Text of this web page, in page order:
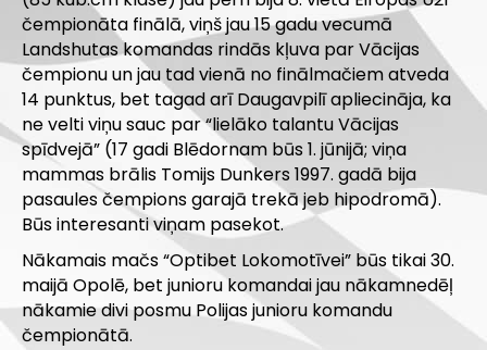
čempionāta finālā, viņš jau 15 gadu vecumā
Landshutas komandas rindās kļuva par Vācijas
čempionu un jau tad vienā no finālmačiem atveda
14 punktus, bet tagad arī Daugavpilī apliecināja, ka
ne velti viņu sauc par “lielāko talantu Vācijas
spīdvejā” (17 gadi Blēdornam būs 1. jūnijā; viņa
mammas brālis Tomijs Dunkers 1997. gadā bija
pasaules čempions garajā trekā jeb hipodromā).
Būs interesanti viņam pasekot.
Nākamais mačs “Optibet Lokomotīvei” būs tikai 30.
maijā Opolē, bet junioru komandai jau nākamnedēļ
nākamie divi posmu Polijas junioru komandu
čempionātā.